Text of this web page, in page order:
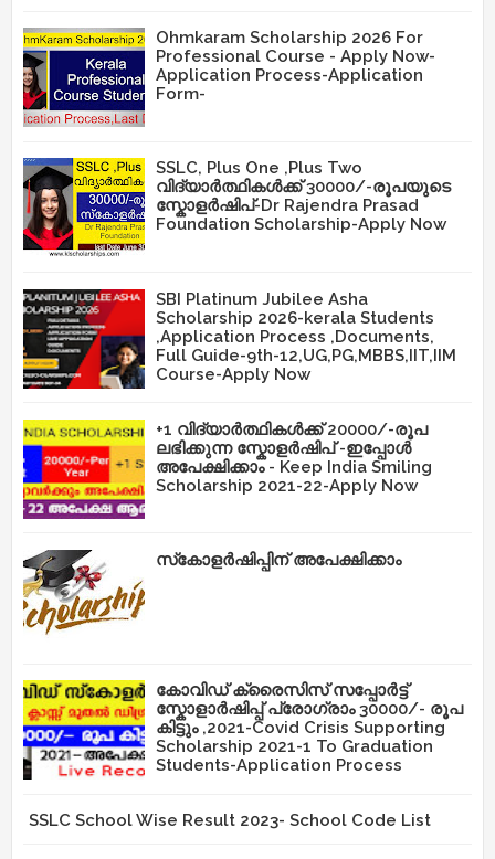
Ohmkaram Scholarship 2026 For
Professional Course - Apply Now-
Application Process-Application
Form-
SSLC, Plus One ,Plus Two
വിദ്യാർത്ഥികൾക്ക് 30000/-രൂപയുടെ
സ്കോളർഷിപ്-Dr Rajendra Prasad
Foundation Scholarship-Apply Now
SBI Platinum Jubilee Asha
Scholarship 2026-kerala Students
,Application Process ,Documents,
Full Guide-9th-12,UG,PG,MBBS,IIT,IIM
Course-Apply Now
+1 വിദ്യാർത്ഥികൾക്ക് 20000/-രൂപ
ലഭിക്കുന്ന സ്കോളർഷിപ് -ഇപ്പോൾ
അപേക്ഷിക്കാം - Keep India Smiling
Scholarship 2021-22-Apply Now
സ്‌കോളർഷിപ്പിന് അപേക്ഷിക്കാം
കോവിഡ് ക്രൈസിസ് സപ്പോർട്ട്
സ്കോളാർഷിപ്പ് പ്രോഗ്രാം 30000/- രൂപ
കിട്ടും ,2021-Covid Crisis Supporting
Scholarship 2021-1 To Graduation
Students-Application Process
SSLC School Wise Result 2023- School Code List